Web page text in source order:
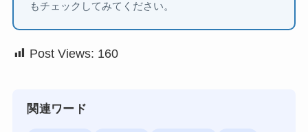
もチェックしてみてください。
Post Views: 160
関連ワード